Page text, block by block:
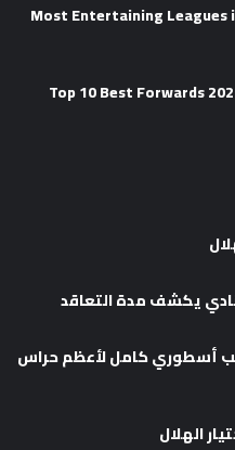
2026 Most Entertaining
Top 10 Best Forwards
يكشف مدة التعاقد
ترتيب أسطوري كامل لأعظم حراس
الهلال